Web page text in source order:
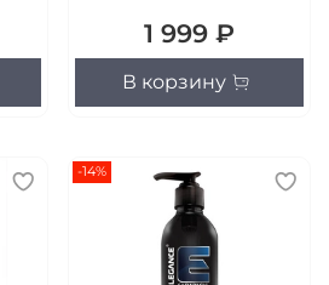
1 999 ₽
В корзину
-14%